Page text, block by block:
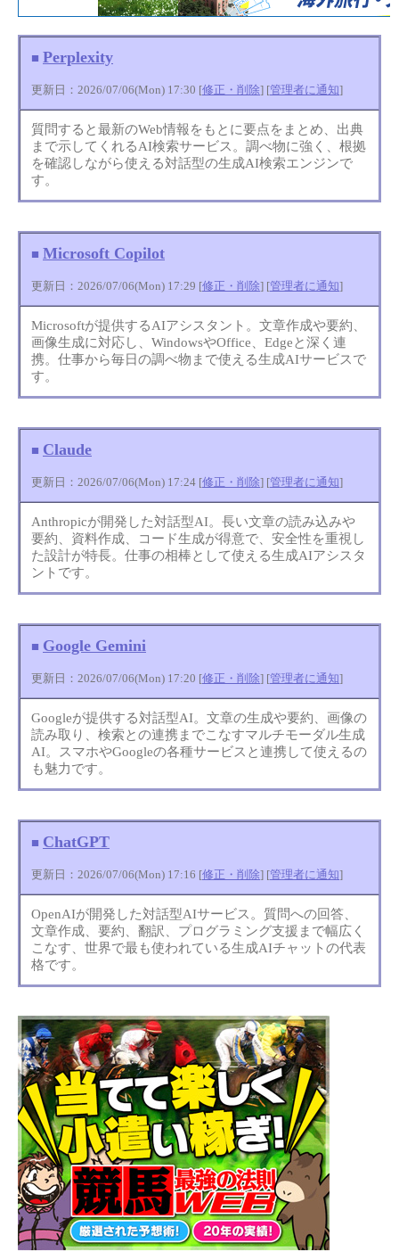
■ Perplexity
更新日：2026/07/06(Mon) 17:30 [修正・削除] [管理者に通知]
質問すると最新のWeb情報をもとに要点をまとめ、出典
まで示してくれるAI検索サービス。調べ物に強く、根拠
を確認しながら使える対話型の生成AI検索エンジンで
す。
■ Microsoft Copilot
更新日：2026/07/06(Mon) 17:29 [修正・削除] [管理者に通知]
Microsoftが提供するAIアシスタント。文章作成や要約、
画像生成に対応し、WindowsやOffice、Edgeと深く連
携。仕事から毎日の調べ物まで使える生成AIサービスで
す。
■ Claude
更新日：2026/07/06(Mon) 17:24 [修正・削除] [管理者に通知]
Anthropicが開発した対話型AI。長い文章の読み込みや
要約、資料作成、コード生成が得意で、安全性を重視し
た設計が特長。仕事の相棒として使える生成AIアシスタ
ントです。
■ Google Gemini
更新日：2026/07/06(Mon) 17:20 [修正・削除] [管理者に通知]
Googleが提供する対話型AI。文章の生成や要約、画像の
読み取り、検索との連携までこなすマルチモーダル生成
AI。スマホやGoogleの各種サービスと連携して使えるの
も魅力です。
■ ChatGPT
更新日：2026/07/06(Mon) 17:16 [修正・削除] [管理者に通知]
OpenAIが開発した対話型AIサービス。質問への回答、
文章作成、要約、翻訳、プログラミング支援まで幅広く
こなす、世界で最も使われている生成AIチャットの代表
格です。